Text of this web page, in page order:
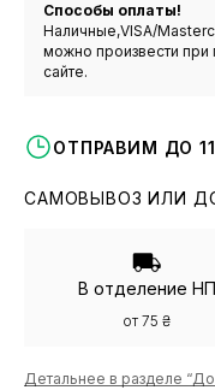
Способы оплаты!
Наличные,VISA/
можно произвести при
сайте.
ОТПРАВИМ ДО
САМОВЫВОЗ ИЛИ
В отделение НП
от 75 ₴
Детальнее в разделе